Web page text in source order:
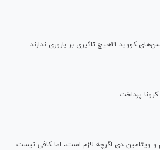
باروری ندارند.
پرداخت.
دی اگرچه لازم است، اما کافی نیست.